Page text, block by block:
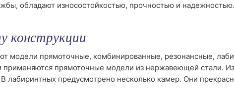
обладают износостойкостью, прочностью и
конструкции
модели прямоточные, комбинированные, резонансные,
прямоточные модели из нержавеющей стали.
лабиринтных предусмотрено несколько камер. Они